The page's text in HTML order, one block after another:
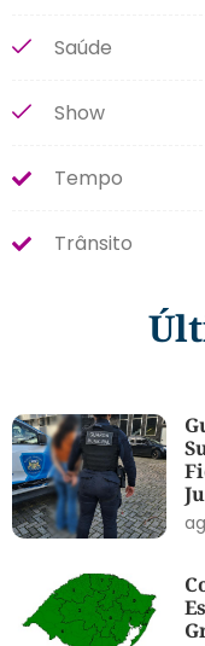
Saúde
Show
Tempo
Trânsito